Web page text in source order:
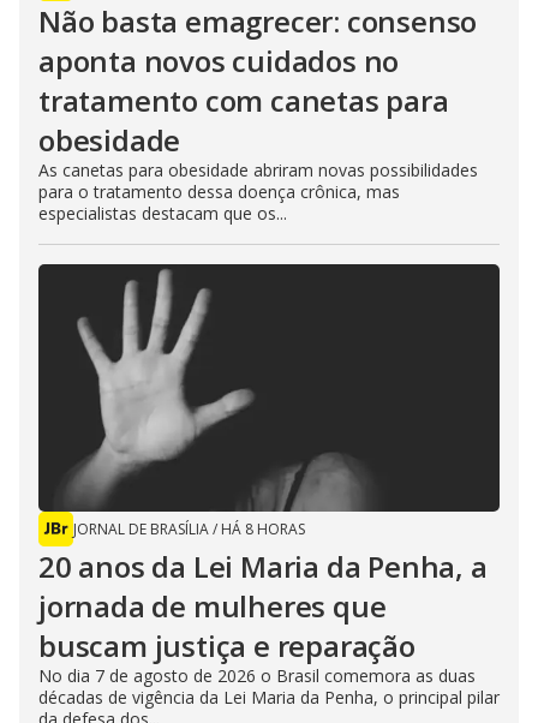
Não basta emagrecer: consenso
aponta novos cuidados no
tratamento com canetas para
obesidade
As canetas para obesidade abriram novas possibilidades
para o tratamento dessa doença crônica, mas
especialistas destacam que os...
JORNAL DE BRASÍLIA/ HÁ 8 HORAS
20 anos da Lei Maria da Penha, a
jornada de mulheres que
buscam justiça e reparação
No dia 7 de agosto de 2026 o Brasil comemora as duas
décadas de vigência da Lei Maria da Penha, o principal pilar